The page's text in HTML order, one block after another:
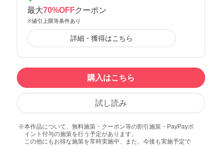
最大70%OFFクーポン
※値引上限等条件あり
詳細・獲得はこちら
購入はこちら
試し読み
本作品について、無料施策・クーポン等の割引施策・PayPayポ
イント付与の施策を行う予定があります。
この他にもお得な施策を常時実施中、また、今後も実施予定で